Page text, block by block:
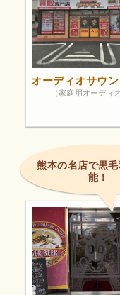
オーディオサウ
（家庭用オーディ
熊本の名店で黒
能！